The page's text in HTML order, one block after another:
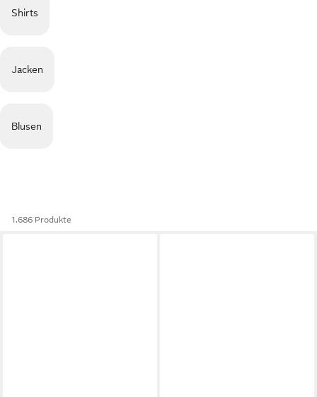
Shirts
Jacken
Blusen
1.686 Produkte